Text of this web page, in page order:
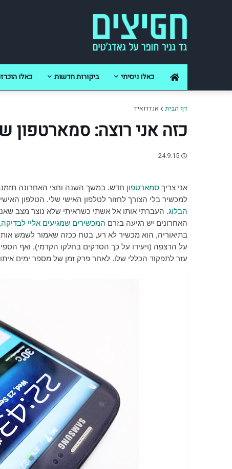
כאלו ניסיתי ביקורות חדשות כאלו
דף הבית אנדרואיד
כזה אני רוצה: סמארטפון
24.9.15
אני צריך סמארטפון חדש. במשך השנה וחצי האחרונה
למכשיר בלי הצורך לחזור לטלפון האישי שלי. הטלפון
הבלוג. העברתי אותו אל אשתי כשראיתי שלא נוצר מצב שאני
האחרונים יש רגיעה בזרם המכשירים שמגיעים אליי לבדיקה
בתיאוריה, הוא מכשיר לא רע, בטח ככזה שאמור לשמש
על הרצפה (ויעידו על כך הסדקים בחלקו הקדמי), ואף
עזר לתפקוד הכללי שלו. לאחר פרק זמן של מספר ימים